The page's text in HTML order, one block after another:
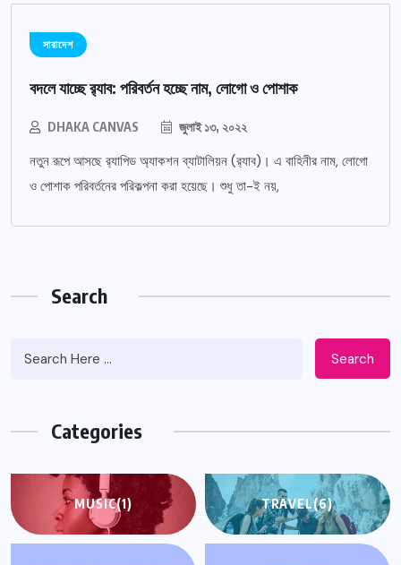
সারাদেশ
বদলে যাচ্ছে র‌্যাব: পরিবর্তন হচ্ছে নাম, লোগো ও পোশাক
DHAKA CANVAS জুলাই ১৩, ২০২২
নতুন রূপে আসছে র‌্যাপিড অ্যাকশন ব্যাটালিয়ন (র‌্যাব)। এ বাহিনীর নাম, লোগো
ও পোশাক পরিবর্তনের পরিকল্পনা করা হয়েছে। শুধু তা-ই নয়,
Search
Search
Categories
MUSIC(1) TRAVEL(6)